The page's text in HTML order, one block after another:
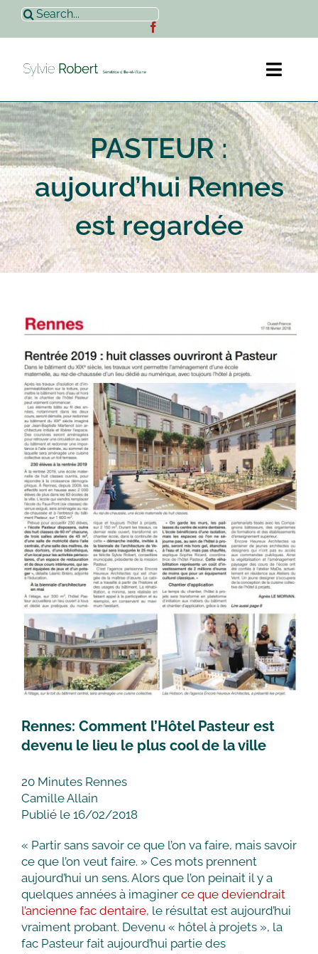
Passer
contenu
Rechercher:
Accueil
Sylvie Robert
Actualités
Contact
PASTEUR :
aujourd’hui Rennes
est regardée
Rennes: Comment l’Hôtel Pasteur est
devenu le lieu le plus cool de la ville
20 Minutes Rennes
Camille Allain
Publié le 16/02/2018
« Partir sans savoir ce que l’on va faire, mais savoir
ce que l’on veut faire. » Ces mots prennent
aujourd’hui un sens. Alors que l’on peinait il y a
quelques années à imaginer ce que deviendrait
l’ancienne fac dentaire, le résultat est aujourd’hui
vraiment probant. Devenu « hôtel à projets », la
fac Pasteur fait aujourd’hui partie des